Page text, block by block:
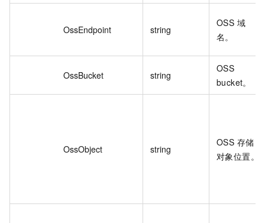
OssEndpoint string
OSS 域
名。
OssBucket string
OSS
bucket。
OssObject string
OSS 存储
对象位置。